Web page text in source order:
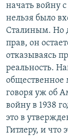
начать войну
нельзя было
Сталиным. Но
прав, он
отказываясь
реальность.
говоря уж об
войну в 1938
это в
Гитлеру, и что